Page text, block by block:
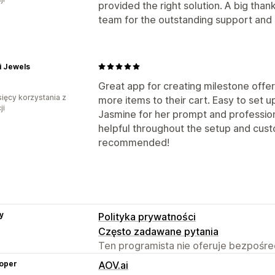
provided the right solution. A big
team for the outstanding support
Great app for creating milestone
more items to their cart. Easy to set
Jasmine for her prompt and
helpful throughout the setup and
recommended!
Jewels
korzystania z
Polityka prywatności
Często zadawane pytania
Ten programista nie oferuje
AOV.ai